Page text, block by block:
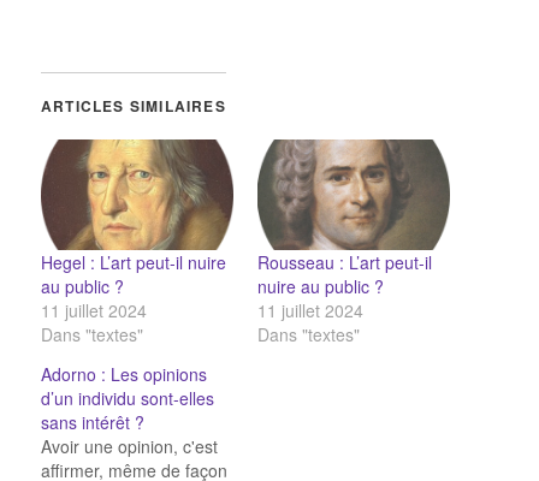
ARTICLES SIMILAIRES
Hegel : L’art peut-il nuire
au public ?
11 juillet 2024
Dans "textes"
Rousseau : L’art peut-il
nuire au public ?
11 juillet 2024
Dans "textes"
Adorno : Les opinions
d’un individu sont-elles
sans intérêt ?
Avoir une opinion, c'est
affirmer, même de façon